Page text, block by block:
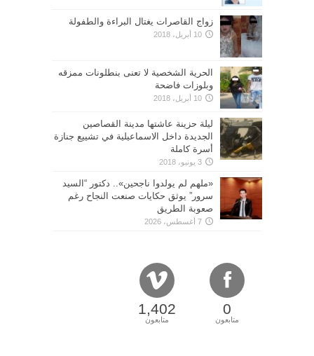
زواج القاصرات يغتال البراءة والطفولة
10 أبريل، 2018
الحرية الشخصية لا تعنى بنطلونات ممزقه
وبلوزات فاضحة
10 أبريل، 2018
ليلة حزينة عاشتها مدينة القصاصين
الجديدة داخل الاسماعيلية في تشييع جنازة
أسرة كاملة
3 يونيو، 2018
«ملهم لم يولدوا ناجحين».. دكتور “السيد
سرور” يوثق حكايات صنعت النجاح رغم
صعوبة الطريق
7 أغسطس، 2026
0
متابعون
1,402
متابعون